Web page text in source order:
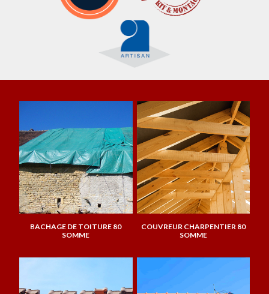
BACHAGE DE TOITURE 80
SOMME
COUVREUR CHARPENTIER 80
SOMME